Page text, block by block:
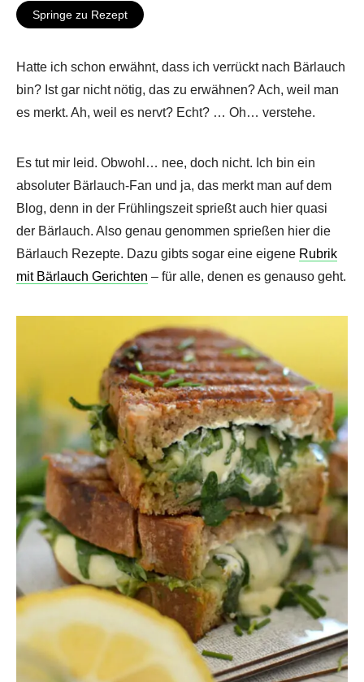
Springe zu Rezept
Hatte ich schon erwähnt, dass ich verrückt nach Bärlauch
bin? Ist gar nicht nötig, das zu erwähnen? Ach, weil man
es merkt. Ah, weil es nervt? Echt? … Oh… verstehe.
Es tut mir leid. Obwohl… nee, doch nicht. Ich bin ein
absoluter Bärlauch-Fan und ja, das merkt man auf dem
Blog, denn in der Frühlingszeit sprießt auch hier quasi
der Bärlauch. Also genau genommen sprießen hier die
Bärlauch Rezepte. Dazu gibts sogar eine eigene Rubrik
mit Bärlauch Gerichten – für alle, denen es genauso geht.